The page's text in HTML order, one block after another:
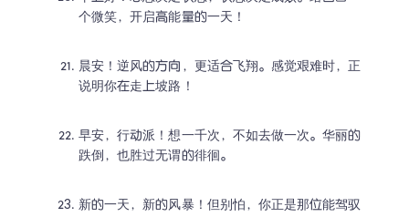
个微笑，开启高能量的一天！
晨安！逆风的方向，更适合飞翔。感觉艰难时，正
说明你在走上坡路！
早安，行动派！想一千次，不如去做一次。华丽的
跌倒，也胜过无谓的徘徊。
新的一天，新的风暴！但别怕，你正是那位能驾驭